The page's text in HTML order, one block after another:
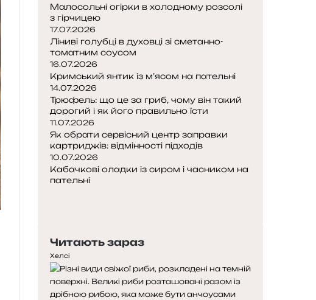
Малосольні огірки в холодному розсолі
з гірчицею
17.07.2026
Ліниві голубці в духовці зі сметанно-
томатним соусом
16.07.2026
Кримський янтик із м’ясом на пательні
14.07.2026
Трюфель: що це за гриб, чому він такий
дорогий і як його правильно їсти
11.07.2026
Як обрати сервісний центр заправки
картриджів: відмінності підходів
10.07.2026
Кабачкові оладки із сиром і часником на
пательні
Читають зараз
Хелсі